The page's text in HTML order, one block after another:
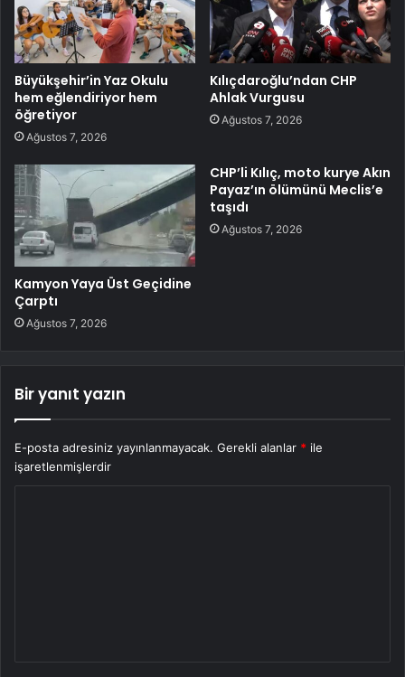
Büyükşehir’in Yaz Okulu
hem eğlendiriyor hem
öğretiyor
Ağustos 7, 2026
Kılıçdaroğlu’ndan CHP
Ahlak Vurgusu
Ağustos 7, 2026
Kamyon Yaya Üst Geçidine
Çarptı
Ağustos 7, 2026
CHP’li Kılıç, moto kurye Akın
Payaz’ın ölümünü Meclis’e
taşıdı
Ağustos 7, 2026
Bir yanıt yazın
E-posta adresiniz yayınlanmayacak. Gerekli alanlar * ile
işaretlenmişlerdir